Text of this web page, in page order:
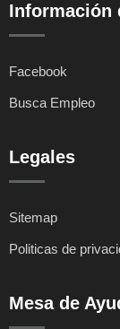
Información
Facebook
Busca Empleo
Legales
Sitemap
Politicas de
Mesa de